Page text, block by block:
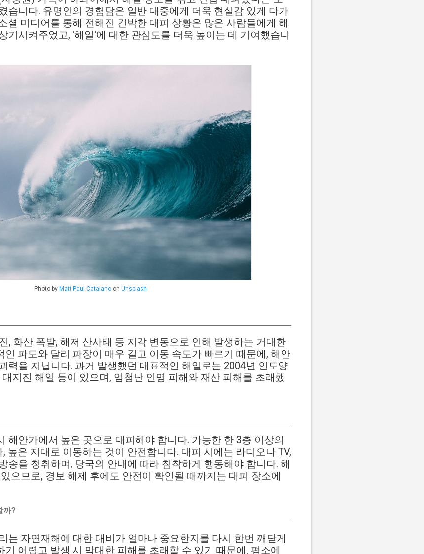
습니다. 유명인의 경험담은 일반 대중에게 더욱 현실감 있게 다가
셜 미디어를 통해 전해진 긴박한 대피 상황은 많은 사람들에게 해
기시켜주었고, '해일'에 대한 관심도를 더욱 높이는 데 기여했습니
Photo by Matt Paul Catalanoon Unsplash
, 화산 폭발, 해저 산사태 등 지각 변동으로 인해 발생하는 거대한
인 파도와 달리 파장이 매우 길고 이동 속도가 빠르기 때문에, 해안
력을 지닙니다. 과거 발생했던 대표적인 해일로는 2004년 인도양
지진 해일 등이 있으며, 엄청난 인명 피해와 재산 피해를 초래했
해안가에서 높은 곳으로 대피해야 합니다. 가능한 한 3층 이상의
높은 지대로 이동하는 것이 안전합니다. 대피 시에는 라디오나 TV,
송을 청취하며, 당국의 안내에 따라 침착하게 행동해야 합니다. 해
으므로, 경보 해제 후에도 안전이 확인될 때까지는 대피 장소에
까?
는 자연재해에 대한 대비가 얼마나 중요한지를 다시 한번 깨닫게
기 어렵고 발생 시 막대한 피해를 초래할 수 있기 때문에, 평소에